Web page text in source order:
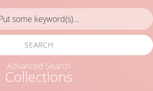
Collections
SEARCH
Advanced Search